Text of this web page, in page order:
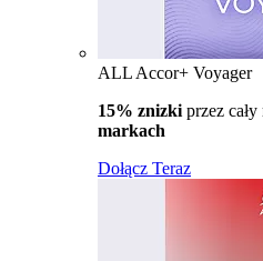
ALL Accor+ Voyager
15% znizki przez
markach
Dołącz Teraz